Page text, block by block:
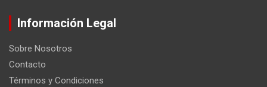
Información Legal
Sobre Nosotros
Contacto
Términos y Condiciones